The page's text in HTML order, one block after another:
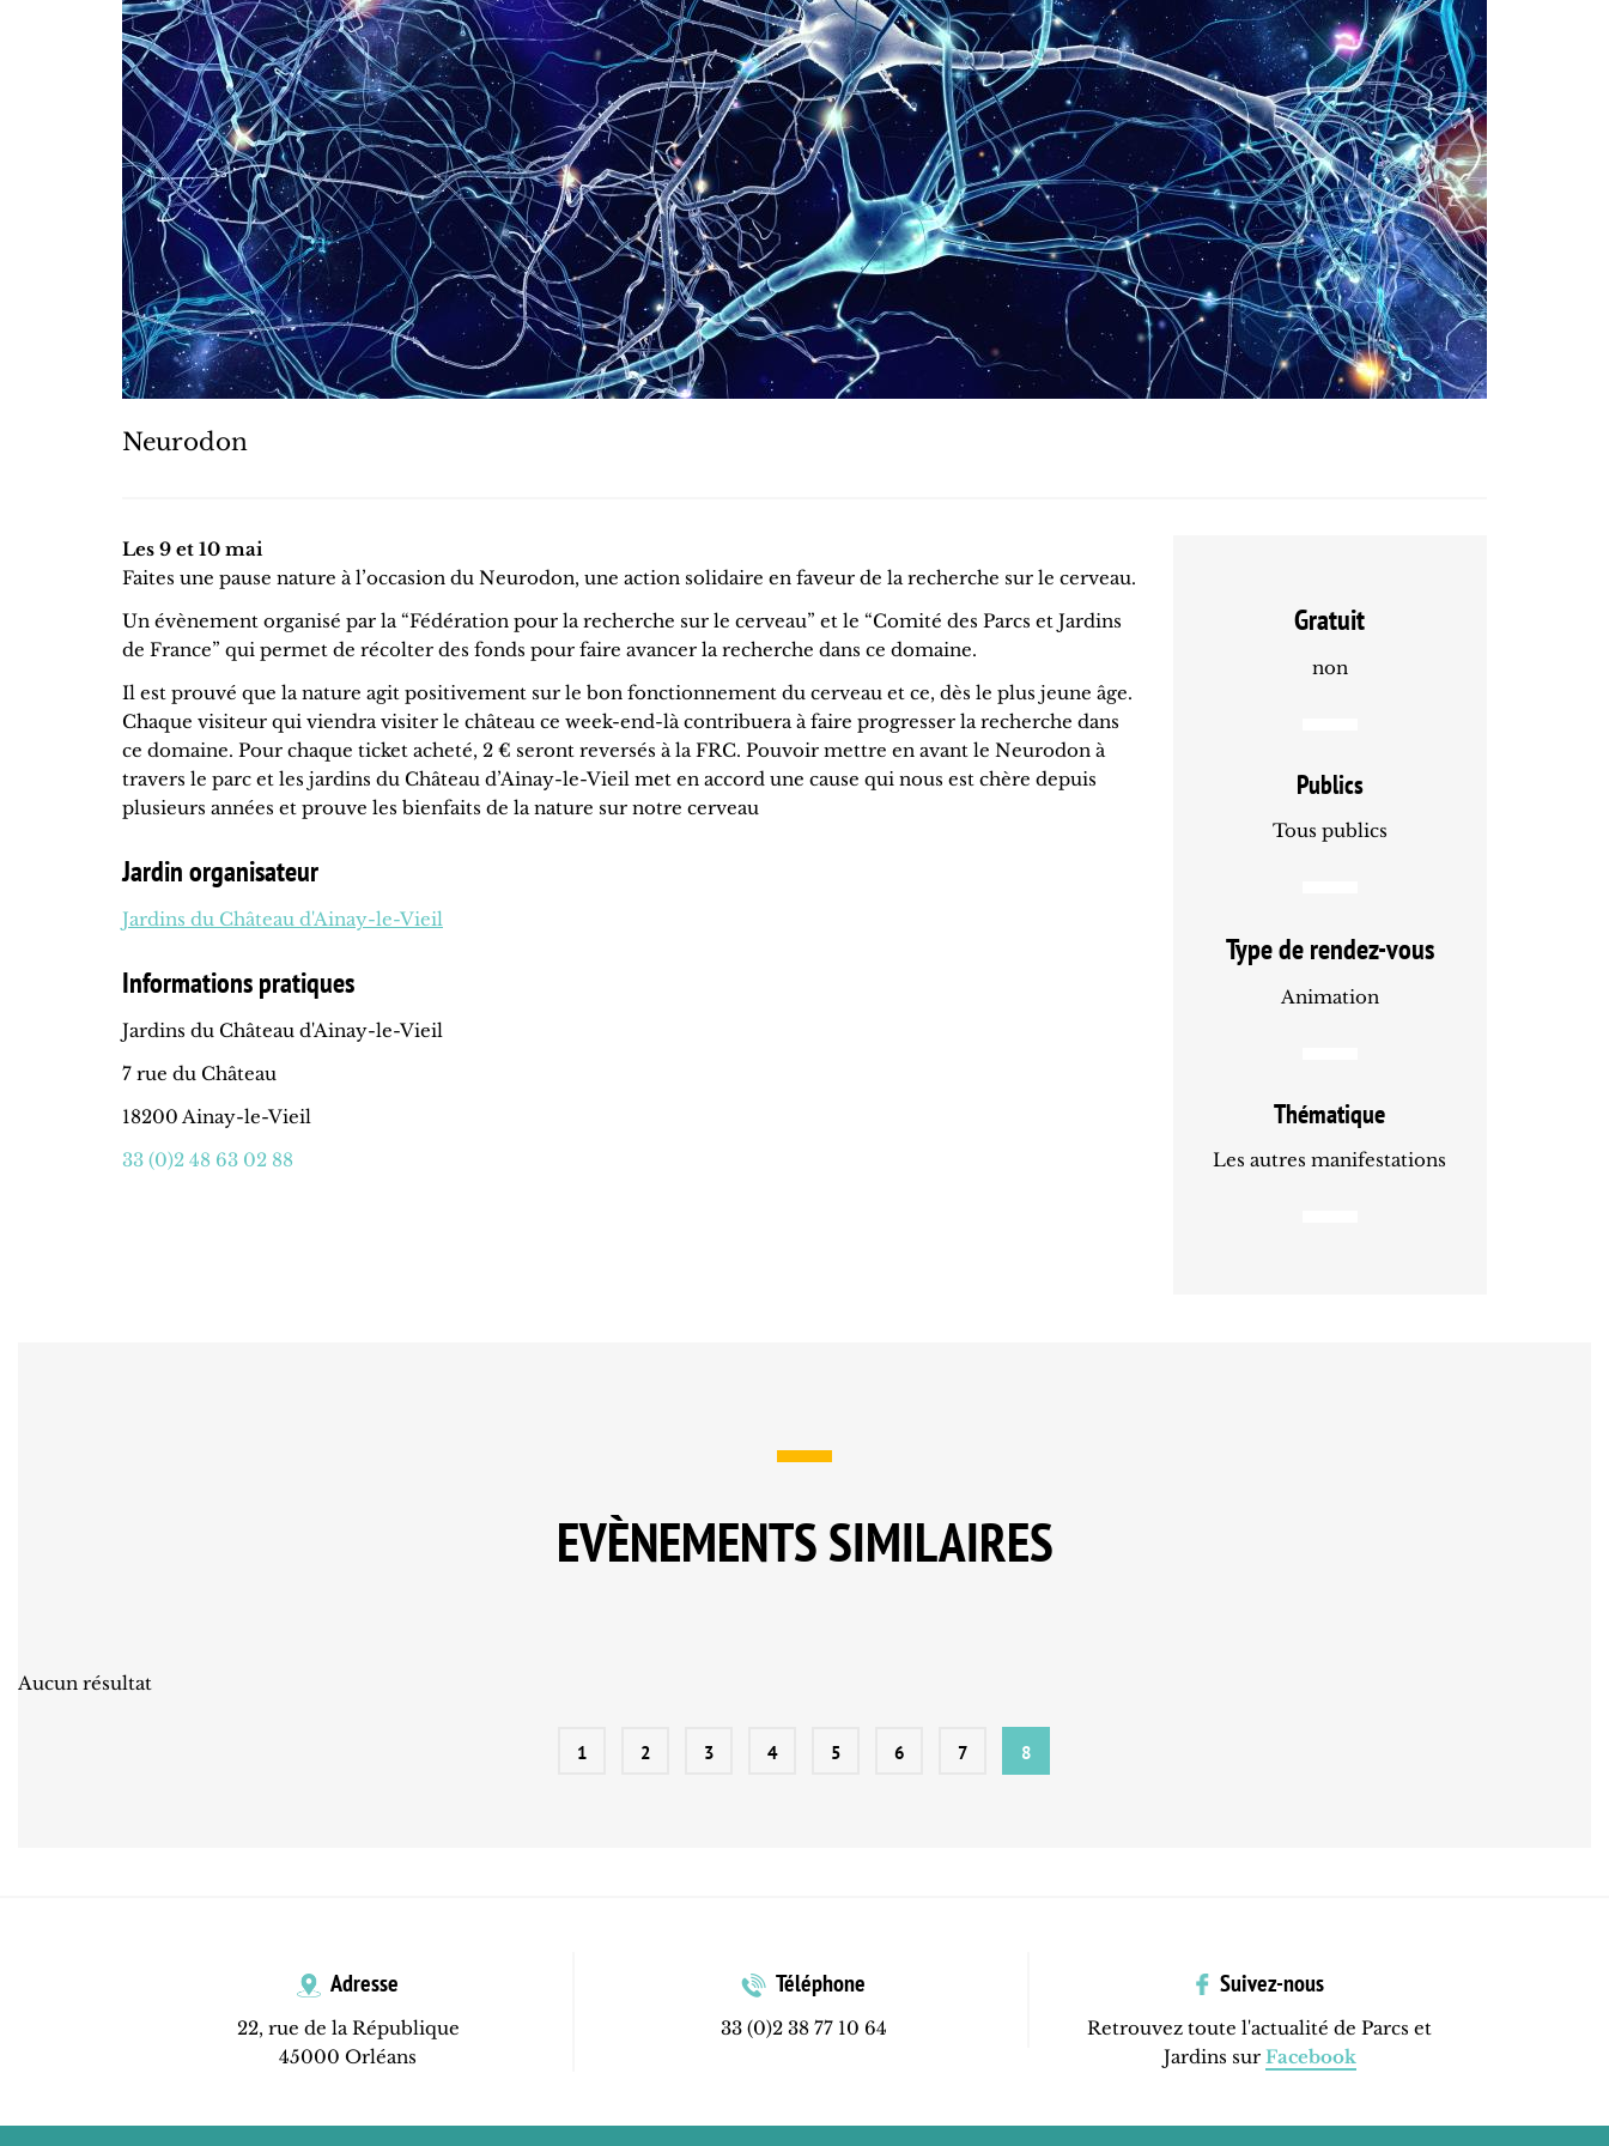
Neurodon
Les 9 et 10 mai
Faites une pause nature à l’occasion du Neurodon, une action solidaire en faveur de la recherche sur le cerveau.
Un évènement organisé par la “Fédération pour la recherche sur le cerveau” et le “Comité des Parcs et Jardins
de France” qui permet de récolter des fonds pour faire avancer la recherche dans ce domaine.
Il est prouvé que la nature agit positivement sur le bon fonctionnement du cerveau et ce, dès le plus jeune âge.
Chaque visiteur qui viendra visiter le château ce week-end-là contribuera à faire progresser la recherche dans
ce domaine. Pour chaque ticket acheté, 2 € seront reversés à la FRC. Pouvoir mettre en avant le Neurodon à
travers le parc et les jardins du Château d’Ainay-le-Vieil met en accord une cause qui nous est chère depuis
plusieurs années et prouve les bienfaits de la nature sur notre cerveau
Jardin organisateur
Jardins du Château d'Ainay-le-Vieil
Informations pratiques
Jardins du Château d'Ainay-le-Vieil
7 rue du Château
18200 Ainay-le-Vieil
33 (0)2 48 63 02 88
Gratuit
non
Publics
Tous publics
Type de rendez-vous
Animation
Thématique
Les autres manifestations
EVÈNEMENTS SIMILAIRES
Aucun résultat
1 2 3 4 5 6 7 8
Adresse
22, rue de la République
45000 Orléans
Téléphone
33 (0)2 38 77 10 64
Suivez-nous
Retrouvez toute l'actualité de Parcs et
Jardins sur Facebook